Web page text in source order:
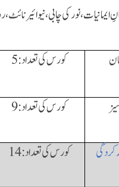
ایمانیات،نور کی چابی،نیو ائیر
کورس کی تعداد:5
کورس کی تعداد: 9
کورس کی تعداد: 14